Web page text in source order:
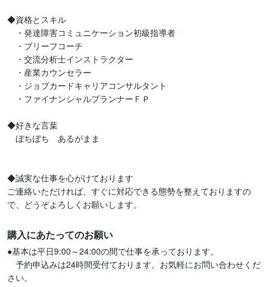
◆資格とスキル
・発達障害コミュニケーション初級指導者
・ブリーフコーチ
・交流分析士インストラクター
・産業カウンセラー
・ジョブカードキャリアコンサルタント
・ファイナンシャルプランナーＦＰ
◆好きな言葉
ぼちぼち　あるがまま
◆誠実な仕事を心がけております
ご連絡いただければ、すぐに対応できる態勢を整えておりますの
で、どうぞよろしくお願いします。
購入にあたってのお願い
●基本は平日9:00～24:00の間で仕事を承っております。
予約申込みは24時間受付ております。お気軽にお問い合わせくだ
さい。